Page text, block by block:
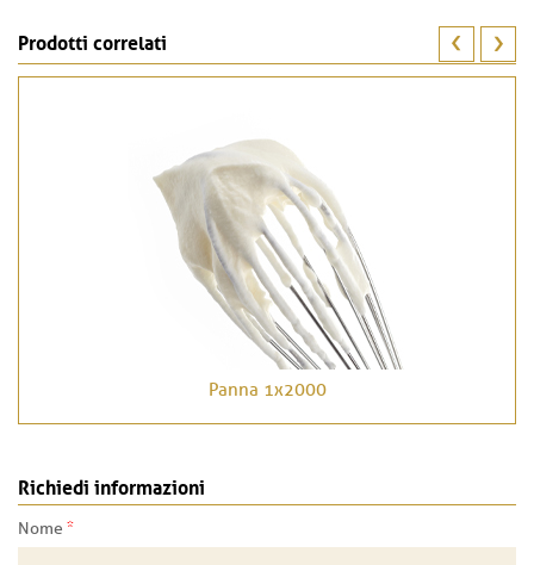
Prodotti correlati
Panna 1x2000
Richiedi informazioni
Nome *